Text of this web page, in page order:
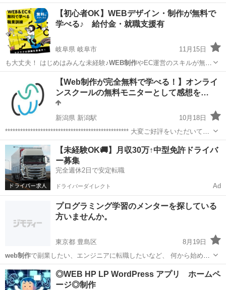
おります井上と申します。 HTML,CSS,JavaScript,PHP,Python,C++ 普
段は上記の言語を用いて、フロントエンド、バックエンドの開...
大阪 大阪市 大阪駅 プログラミング フロントエンド
【初心者OK】WEBデザイン・制作が無料で
学べる♪ 給付金・就職支援有
岐阜県 岐阜市
11月15日
も大丈夫！ はじめはみんな未経験♪WEB制作やEC運営のスキルが無料
で学べる！ …
その他 WEB
【Web制作が完全無料で学べる！】オンライ
ンスクールの無料モニターとして感想を…
新潟県 新潟駅
10月18日
************************************************* 大変ご好評をいただいてお
り、残り9名様となりました！お早めにお申し込みください！
*******************...
新潟 新潟市 新潟駅 ホームページ作成 講座
【未経験OK🚚】月収30万↑中型免許ドライバ
ー募集
完全週休2日で安定転職
ドライバーダイレクト Ad
プログラミング学習のメンターを探している
方いませんか。
東京都 豊島区
8月19日
web制作で副業したい、エンジニアに転職したいなど、 何から始めて
いいかわからない... 独学では限界がある... とお悩みをお持ちの方、ぜ
ひ一度ご相談ください✨ 投稿をご覧頂きありがとうございます。 ...
東京 豊島区 プログラミング TypeScript
◎WEB HP LP WordPress アプリ ホームペ
ージ◎制作